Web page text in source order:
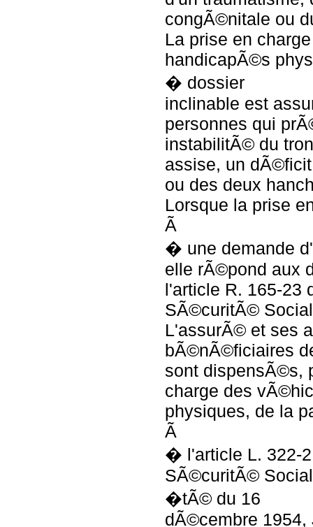
congÃ©nitale ou
La prise en
handicapÃ©s
� dossier
inclinable est
personnes qui
instabilitÃ© du
assise, un
ou des deux
Lorsque la prise
Ã
� une demande
elle rÃ©pond aux
l'article R. 165-23
SÃ©curitÃ©
L'assurÃ© et ses
bÃ©nÃ©ficiaires
sont dispensÃ©s,
charge des
physiques, de la
Ã
� l'article L. 322-
SÃ©curitÃ©
�tÃ© du 16
dÃ©cembre